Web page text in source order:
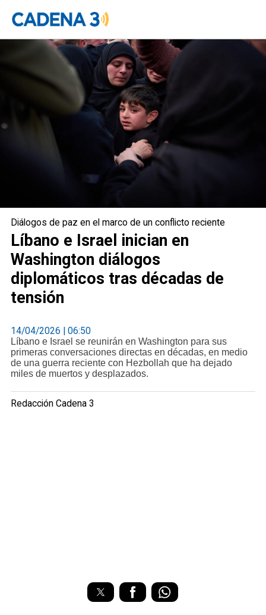
Líbano e Israel tendrán en
Washington sus primeras
conversaciones diplomáticas directas
en décadas
Diálogos de paz en el marco de un conflicto reciente
Líbano e Israel inician en
Washington diálogos
diplomáticos tras décadas de
tensión
14/04/2026 | 06:50
Líbano e Israel se reunirán en Washington para sus
primeras conversaciones directas en décadas, en medio
de una guerra reciente con Hezbollah que ha dejado
miles de muertos y desplazados.
Redacción Cadena 3